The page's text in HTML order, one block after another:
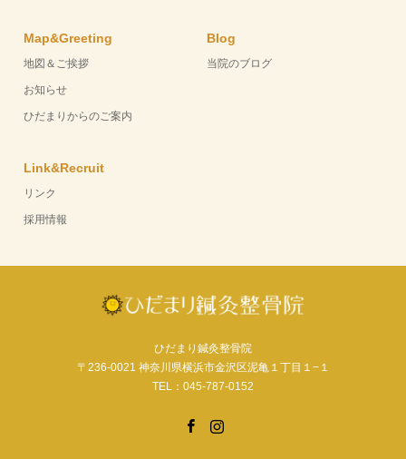
Map&Greeting
地図＆ご挨拶
お知らせ
ひだまりからのご案内
Blog
当院のブログ
Link&Recruit
リンク
採用情報
ひだまり鍼灸整骨院
〒236-0021 神奈川県横浜市金沢区泥亀１丁目１−１
TEL：045-787-0152